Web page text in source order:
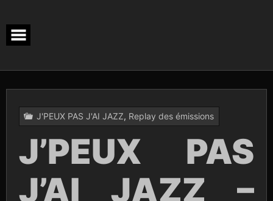
content
J'PEUX PAS J'AI JAZZ, Replay des émissions
J’PEUX PAS
J’AI JAZZ –